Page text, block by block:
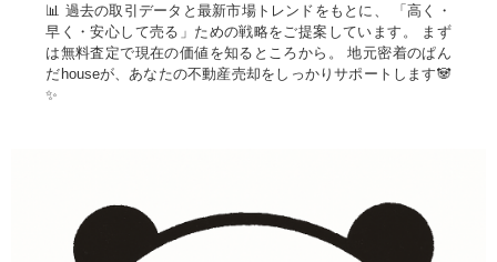
📊 過去の取引データと最新市場トレンドをもとに、 「高く・
早く・安心して売る」ための戦略をご提案しています。 まず
は無料査定で現在の価値を知るところから。 地元密着のぱん
だhouseが、あなたの不動産売却をしっかりサポートします🐼
✨